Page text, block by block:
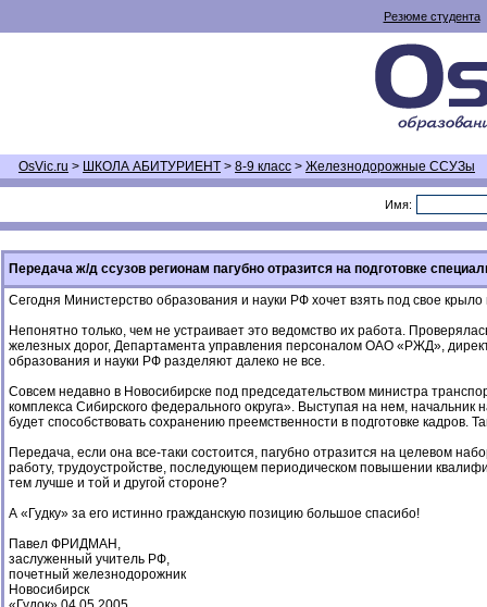
Резюме студента
OsVic.ru > ШКОЛА АБИТУРИЕНТ > 8-9 класс > Железнодорожные ССУЗы
Имя:
Передача ж/д ссузов регионам пагубно отразится на подготовке
Сегодня Министерство образования и науки РФ хочет взять под свое
Непонятно только, чем не устраивает это ведомство их работа.
железных дорог, Департамента управления персоналом ОАО «РЖД»,
образования и науки РФ разделяют далеко не все.
Совсем недавно в Новосибирске под председательством министра
комплекса Сибирского федерального округа». Выступая на нем,
будет способствовать сохранению преемственности в подготовке кадров.
Передача, если она все-таки состоится, пагубно отразится на целевом
работу, трудоустройстве, последующем периодическом повышении
тем лучше и той и другой стороне?
А «Гудку» за его истинно гражданскую позицию большое спасибо!
Павел ФРИДМАН,
заслуженный учитель РФ,
почетный железнодорожник
Новосибирск